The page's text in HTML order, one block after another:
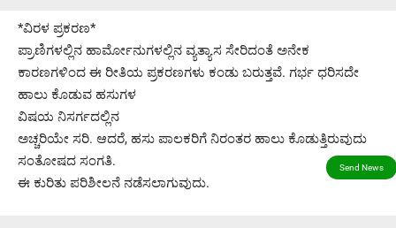
*ವಿರಳ ಪ್ರಕರಣ*
ಪ್ರಾಣಿಗಳಲ್ಲಿನ ಹಾರ್ಮೋನುಗಳಲ್ಲಿನ ವ್ಯತ್ಯಾಸ ಸೇರಿದಂತೆ ಅನೇಕ
ಕಾರಣಗಳಿಂದ ಈ ರೀತಿಯ ಪ್ರಕರಣಗಳು ಕಂಡು ಬರುತ್ತವೆ. ಗರ್ಭ ಧರಿಸದೇ
ಹಾಲು ಕೊಡುವ ಹಸುಗಳ
ವಿಷಯ ನಿಸರ್ಗದಲ್ಲಿನ
ಅಚ್ಚರಿಯೇ ಸರಿ. ಆದರೆ, ಹಸು ಪಾಲಕರಿಗೆ ನಿರಂತರ ಹಾಲು ಕೊಡುತ್ತಿರುವುದು
ಸಂತೋಷದ ಸಂಗತಿ.
ಈ ಕುರಿತು ಪರಿಶೀಲನೆ ನಡೆಸಲಾಗುವುದು.